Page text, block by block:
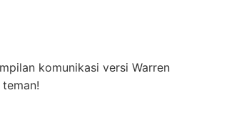
komunikasi versi Warren